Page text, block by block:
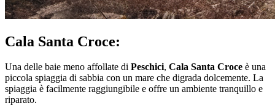
Cala Santa Croce:
Una delle baie meno affollate di Peschici, Cala Santa Croce è una
piccola spiaggia di sabbia con un mare che digrada dolcemente. La
spiaggia è facilmente raggiungibile e offre un ambiente tranquillo e
riparato.